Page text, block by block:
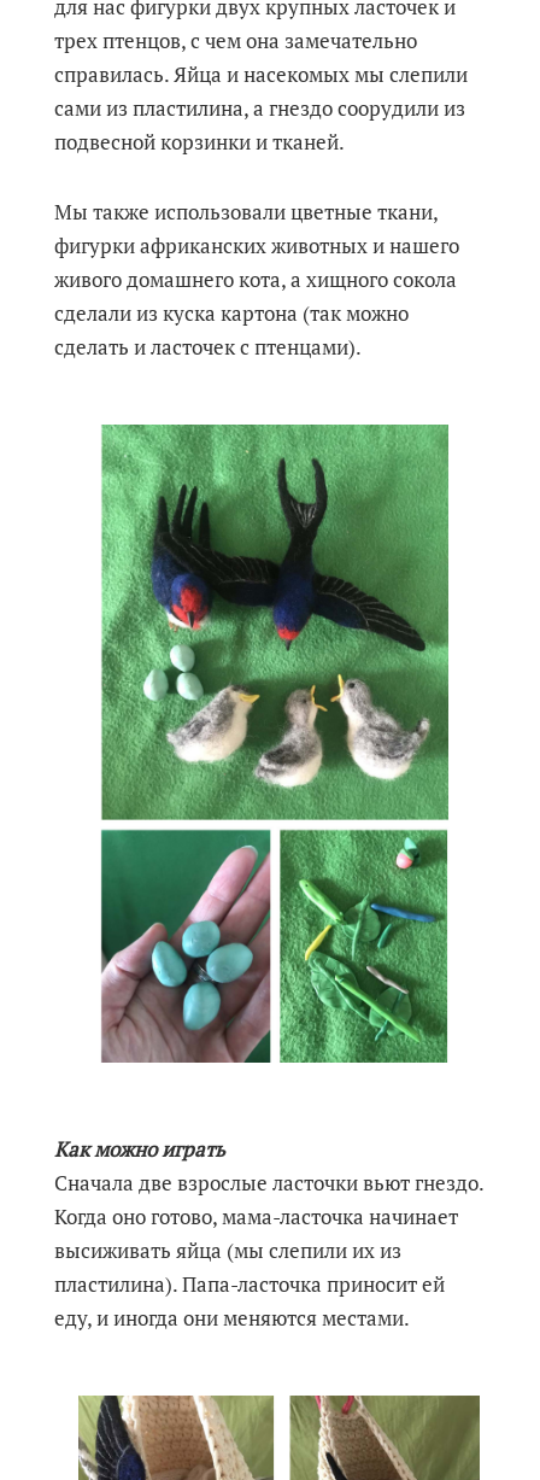
для нас фигурки двух крупных ласточек и
трех птенцов, с чем она замечательно
справилась. Яйца и насекомых мы слепили
сами из пластилина, а гнездо соорудили из
подвесной корзинки и тканей.
Мы также использовали цветные ткани,
фигурки африканских животных и нашего
живого домашнего кота, а хищного сокола
сделали из куска картона (так можно
сделать и ласточек с птенцами).
Как можно играть
Сначала две взрослые ласточки вьют гнездо.
Когда оно готово, мама-ласточка начинает
высиживать яйца (мы слепили их из
пластилина). Папа-ласточка приносит ей
еду, и иногда они меняются местами.